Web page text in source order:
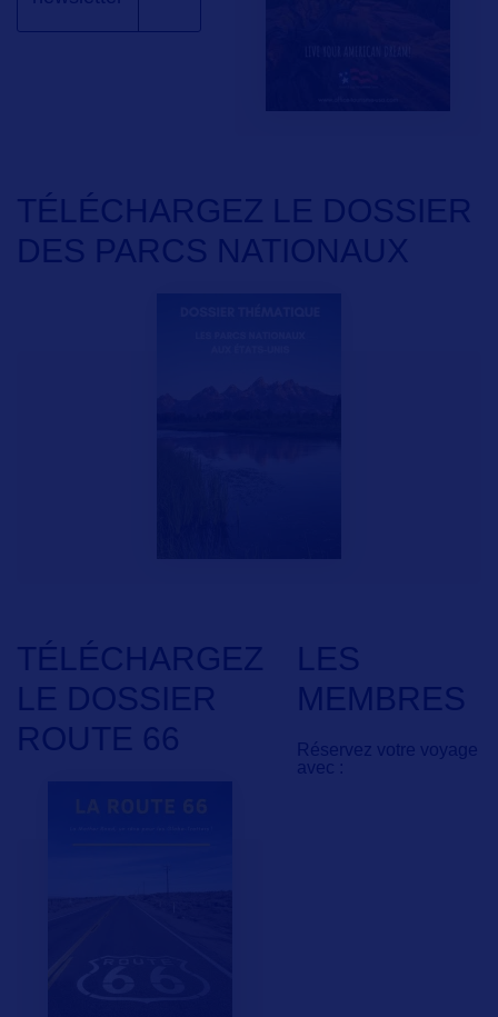
LES
MEMBRES
Réservez votre voyage
avec :
TÉLÉCHARGEZ LE DOSSIER
DES PARCS NATIONAUX
TÉLÉCHARGEZ
LE DOSSIER
ROUTE 66